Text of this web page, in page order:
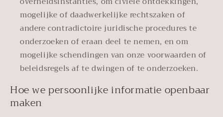
mogelijke of daadwerkelijke rechtszaken of
andere contradictoire juridische procedures te
onderzoeken of eraan deel te nemen, en om
mogelijke schendingen van onze voorwaarden of
beleidsregels af te dwingen of te onderzoeken.
Hoe we persoonlijke informatie openbaar
maken